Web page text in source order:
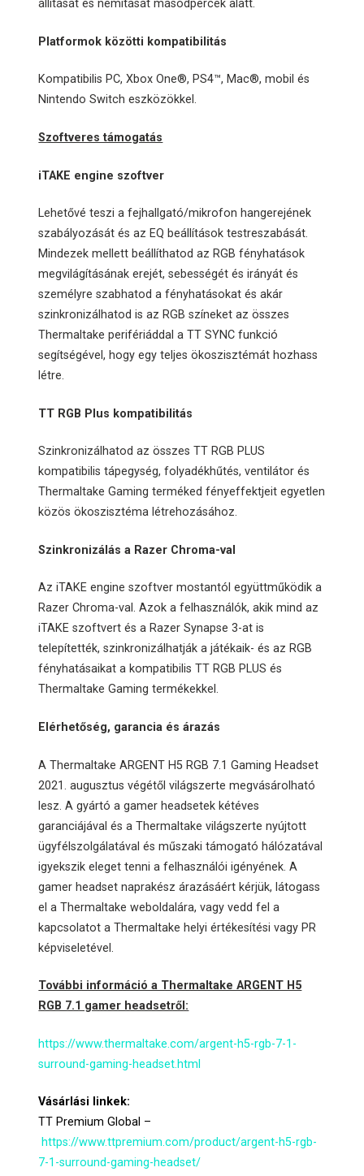
állítását és némítását másodpercek alatt.
Platformok közötti kompatibilitás
Kompatibilis PC, Xbox One®, PS4™, Mac®, mobil és
Nintendo Switch eszközökkel.
Szoftveres támogatás
iTAKE engine szoftver
Lehetővé teszi a fejhallgató/mikrofon hangerejének
szabályozását és az EQ beállítások testreszabását.
Mindezek mellett beállíthatod az RGB fényhatások
megvilágításának erejét, sebességét és irányát és
személyre szabhatod a fényhatásokat és akár
szinkronizálhatod is az RGB színeket az összes
Thermaltake perifériáddal a TT SYNC funkció
segítségével, hogy egy teljes ökoszisztémát hozhass
létre.
TT RGB Plus kompatibilitás
Szinkronizálhatod az összes TT RGB PLUS
kompatibilis tápegység, folyadékhűtés, ventilátor és
Thermaltake Gaming terméked fényeffektjeit egyetlen
közös ökoszisztéma létrehozásához.
Szinkronizálás a Razer Chroma-val
Az iTAKE engine szoftver mostantól együttműködik a
Razer Chroma-val. Azok a felhasználók, akik mind az
iTAKE szoftvert és a Razer Synapse 3-at is
telepítették, szinkronizálhatják a játékaik- és az RGB
fényhatásaikat a kompatibilis TT RGB PLUS és
Thermaltake Gaming termékekkel.
Elérhetőség, garancia és árazás
A Thermaltake ARGENT H5 RGB 7.1 Gaming Headset
2021. augusztus végétől világszerte megvásárolható
lesz. A gyártó a gamer headsetek kétéves
garanciájával és a Thermaltake világszerte nyújtott
ügyfélszolgálatával és műszaki támogató hálózatával
igyekszik eleget tenni a felhasználói igényének. A
gamer headset naprakész árazásáért kérjük, látogass
el a Thermaltake weboldalára, vagy vedd fel a
kapcsolatot a Thermaltake helyi értékesítési vagy PR
képviseletével.
További információ a Thermaltake ARGENT H5
RGB 7.1 gamer headsetről:
https://www.thermaltake.com/argent-h5-rgb-7-1-
surround-gaming-headset.html
Vásárlási linkek:
TT Premium Global –
https://www.ttpremium.com/product/argent-h5-rgb-
7-1-surround-gaming-headset/